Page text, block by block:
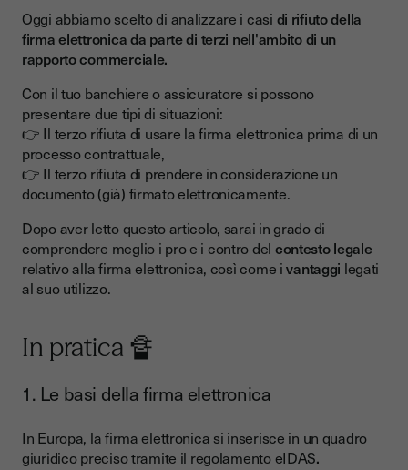
2. Efficienza
3. Risparmi a breve termine
4. Riduzione dell'impatto ambientale
--
Da ricordare!
Oggi abbiamo scelto di analizzare i casi di rifiuto della
firma elettronica da parte di terzi nell'ambito di un
rapporto commerciale.
Con il tuo banchiere o assicuratore si possono
presentare due tipi di situazioni:
👉 Il terzo rifiuta di usare la firma elettronica prima di un
processo contrattuale,
👉 Il terzo rifiuta di prendere in considerazione un
documento (già) firmato elettronicamente.
Dopo aver letto questo articolo, sarai in grado di
comprendere meglio i pro e i contro del contesto legale
relativo alla firma elettronica, così come ivantaggi legati
al suo utilizzo.
In pratica 🔏
1. Le basi della firma elettronica
In Europa, la firma elettronica si inserisce in un quadro
giuridico preciso tramite il regolamento eIDAS.